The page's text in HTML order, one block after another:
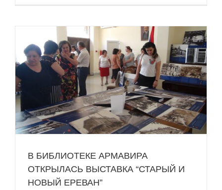
В БИБЛИОТЕКЕ АРМАВИРА
ОТКРЫЛАСЬ ВЫСТАВКА “СТАРЫЙ И
НОВЫЙ ЕРЕВАН”